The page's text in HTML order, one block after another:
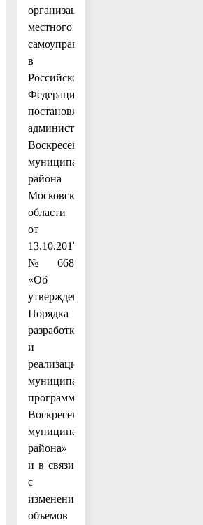
организации
местного
самоуправления
в
Российской
Федерации»,
постановлением
администрации
Воскресенского
муниципального
района
Московской
области
от
13.10.2017
№ 668
«Об
утверждении
Порядка
разработки
и
реализации
муниципальных
программ
Воскресенского
муниципального
района»
и в связи
с
изменением
объемов